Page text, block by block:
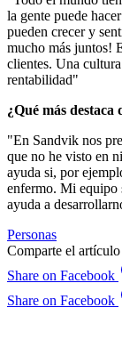
la gente puede
pueden crecer y
mucho más juntos!
clientes. Una
rentabilidad"
¿Qué más
"En Sandvik nos
que no he visto en
ayuda si, por
enfermo. Mi equipo
ayuda a
Personas
Comparte el artículo
Share on Facebook
Share on Facebook